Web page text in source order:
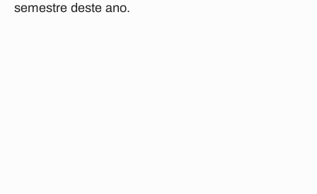
semestre deste ano.